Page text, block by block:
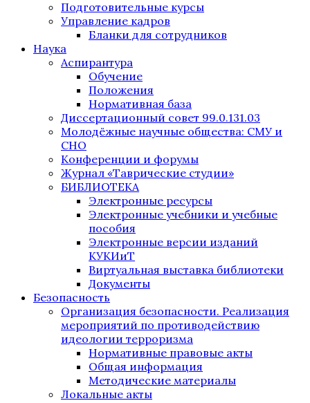
Подготовительные курсы
Управление кадров
Бланки для сотрудников
Наука
Аспирантура
Обучение
Положения
Нормативная база
Диссертационный совет 99.0.131.03
Молодёжные научные общества: СМУ и
СНО
Конференции и форумы
Журнал «Таврические студии»
БИБЛИОТЕКА
Электронные ресурсы
Электронные учебники и учебные
пособия
Электронные версии изданий
КУКИиТ
Виртуальная выставка библиотеки
Документы
Безопасность
Организация безопасности. Реализация
мероприятий по противодействию
идеологии терроризма
Нормативные правовые акты
Общая информация
Методические материалы
Локальные акты